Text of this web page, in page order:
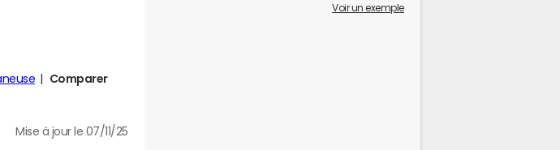
Comparer
Mise à jour le 07/11/25
Voir un exemple